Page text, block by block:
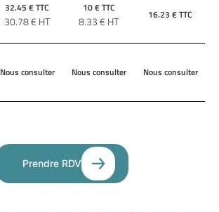
32.45 € TTC
30.78€ HT
10€ TTC
8.33€ HT 16.23 € TTC
Nous consulter Nous consulter Nous consulter
Prendre RDV